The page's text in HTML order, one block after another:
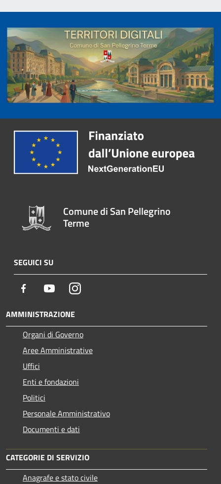
Comune di San Pellegrino
Terme
SEGUICI SU
Facebook YoutubeInstagram
AMMINISTRAZIONE
Organi di Governo
Aree Amministrative
Uffici
Enti e fondazioni
Politici
Personale Amministrativo
Documenti e dati
CATEGORIE DI SERVIZIO
Anagrafe e stato civile